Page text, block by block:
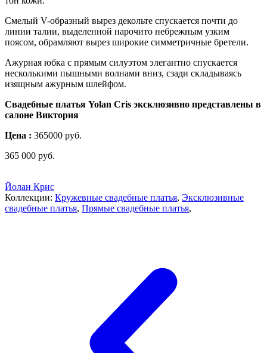
Смелый V-образный вырез декольте спускается почти до
линии талии, выделенной нарочито небрежным узким
поясом, обрамляют вырез широкие симметричные бретели.
Ажурная юбка с прямым силуэтом элегантно спускается
несколькими пышными волнами вниз, сзади складываясь
изящным ажурным шлейфом.
Свадебные платья Yolan Cris эксклюзивно представлены в
салоне Виктория
Цена : 365000 руб.
365 000 руб.
Йолан Крис
Коллекции: Кружевные свадебные платья, Эксклюзивные
свадебные платья, Прямые свадебные платья,